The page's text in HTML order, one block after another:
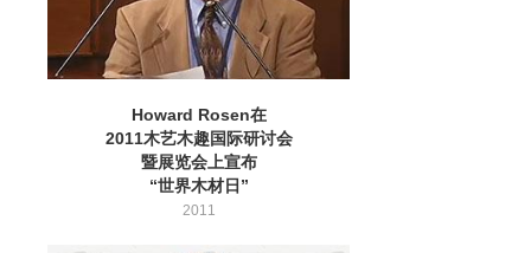
Howard Rosen在
2011木艺木趣国际研讨会
暨展览会上宣布
“世界木材日”
2011